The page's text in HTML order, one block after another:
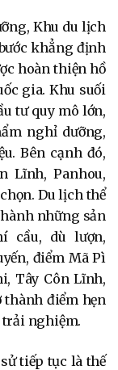
Khu du lịch
khẳng định
hoàn thiện hồ
gia. Khu suối
tư quy mô lớn,
nghỉ dưỡng,
Bên cạnh đó,
Lĩnh, Panhou,
Du lịch thể
những sản
cầu, dù lượn,
điểm Mã Pì
Tây Côn Lĩnh,
điểm hẹn
trải nghiệm.
tiếp tục là thế